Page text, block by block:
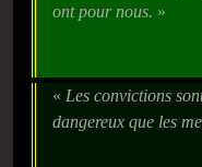
ont pour nous. »
« Les convictions
dangereux que les